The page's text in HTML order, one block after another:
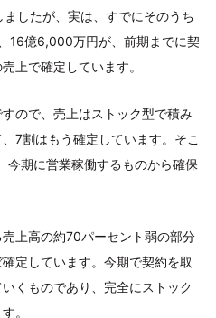
したが、実は、すでにそのうち
16億6,000万円が、前期までに契
上で確定しています。
ので、売上はストック型で積み
7割はもう確定しています。そこ
期に営業稼働するものから確保
上高の約70パーセント弱の部分
定しています。今期で契約を取
くものであり、完全にストック
。